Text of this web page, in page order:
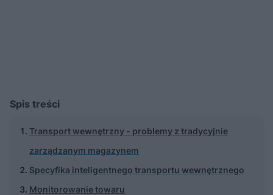
Spis treści
Transport wewnętrzny - problemy z tradycyjnie
zarządzanym magazynem
Specyfika inteligentnego transportu wewnętrznego
Monitorowanie towaru